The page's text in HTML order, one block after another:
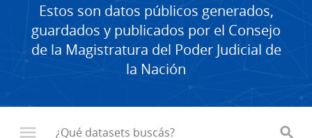
Estos son datos públicos generados,
guardados y publicados por el Consejo
de la Magistratura del Poder Judicial de
la Nación